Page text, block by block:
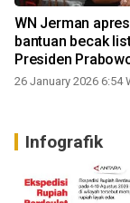
WN Jerman
bantuan becak
Presiden
26 January 2026 6:54
Infografik